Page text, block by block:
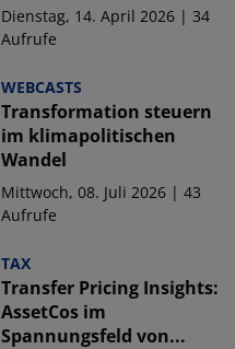
Dienstag, 14. April 2026 | 34
Aufrufe
WEBCASTS
Transformation steuern
im klimapolitischen
Wandel
Mittwoch, 08. Juli 2026 | 43
Aufrufe
TAX
Transfer Pricing Insights:
AssetCos im
Spannungsfeld von...